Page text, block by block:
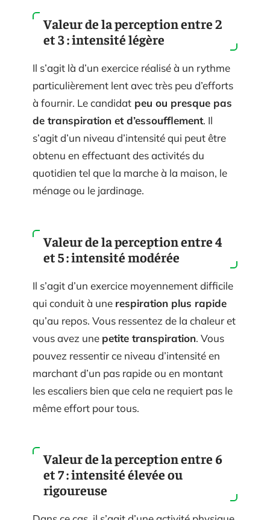
Valeur de la perception entre 2
et 3 : intensité légère
Il s’agit là d’un exercice réalisé à un rythme
particulièrement lent avec très peu d’efforts
à fournir. Le candidat peu ou presque pas
de transpiration et d’essoufflement. Il
s’agit d’un niveau d’intensité qui peut être
obtenu en effectuant des activités du
quotidien tel que la marche à la maison, le
ménage ou le jardinage.
Valeur de la perception entre 4
et 5 : intensité modérée
Il s’agit d’un exercice moyennement difficile
qui conduit à une respiration plus rapide
qu’au repos. Vous ressentez de la chaleur et
vous avez une petite transpiration. Vous
pouvez ressentir ce niveau d’intensité en
marchant d’un pas rapide ou en montant
les escaliers bien que cela ne requiert pas le
même effort pour tous.
Valeur de la perception entre 6
et 7 : intensité élevée ou
rigoureuse